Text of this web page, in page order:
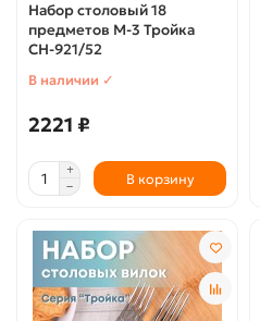
Набор столовый 18
предметов М-3 Тройка
СН-921/52
В наличии ✓
2221 ₽
В корзину